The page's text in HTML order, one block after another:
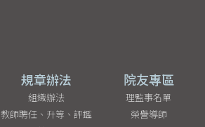
規章辦法
組織辦法
教師聘任、升等、評鑑
院友專區
理監事名單
榮譽導師